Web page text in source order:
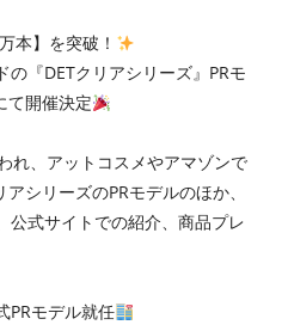
本】を突破！
『DETクリアシリーズ』PRモ
て開催決定
れ、アットコスメやアマゾンで
シリーズのPRモデルのほか、
公式サイトでの紹介、商品プレ
PRモデル就任